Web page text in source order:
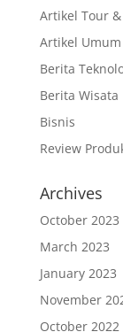
Artikel Tour
Artikel Umum
Berita
Berita Wisata
Bisnis
Review
Archives
October 2023
March 2023
January 2023
November
October 2022